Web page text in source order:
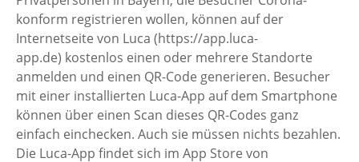
konform registrieren wollen, können auf der
Internetseite von Luca (https://app.luca-
app.de) kostenlos einen oder mehrere Standorte
anmelden und einen QR-Code generieren. Besucher
mit einer installierten Luca-App auf dem Smartphone
können über einen Scan dieses QR-Codes ganz
einfach einchecken. Auch sie müssen nichts bezahlen.
Die Luca-App findet sich im App Store von